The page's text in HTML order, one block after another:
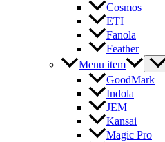
Cosmos
ETI
Fanola
Feather
Menu item
GoodMark
Indola
JEM
Kansai
Magic Pro